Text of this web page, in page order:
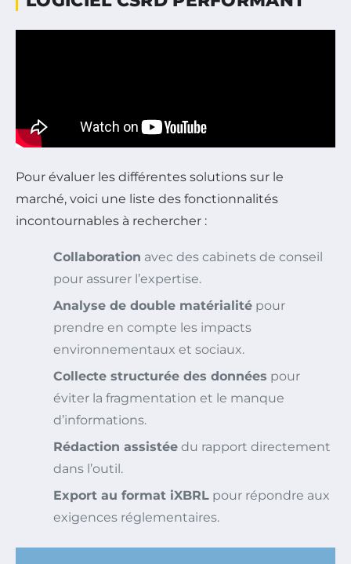
Pour évaluer les différentes solutions sur le
marché, voici une liste des fonctionnalités
incontournables à rechercher :
Collaboration avec des cabinets de conseil
pour assurer l’expertise.
Analyse de double matérialité pour
prendre en compte les impacts
environnementaux et sociaux.
Collecte structurée des données pour
éviter la fragmentation et le manque
d’informations.
Rédaction assistée du rapport directement
dans l’outil.
Export au format iXBRL pour répondre aux
exigences réglementaires.